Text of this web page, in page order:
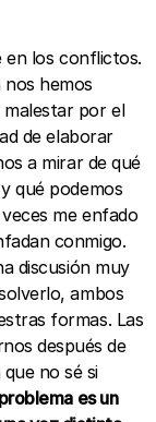
en los conflictos.
hemos
malestar por el
de elaborar
a mirar de qué
qué podemos
me enfado
conmigo.
discusión muy
ambos
formas. Las
después de
no sé si
es un